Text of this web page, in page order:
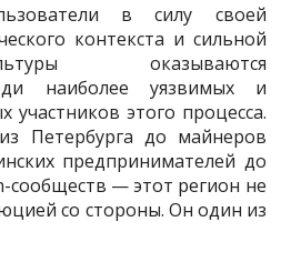
в силу своей
контекста и сильной
оказываются
наиболее уязвимых и
участников этого процесса.
Петербурга до майнеров
предпринимателей до
сообществ — этот регион не
со стороны. Он один из